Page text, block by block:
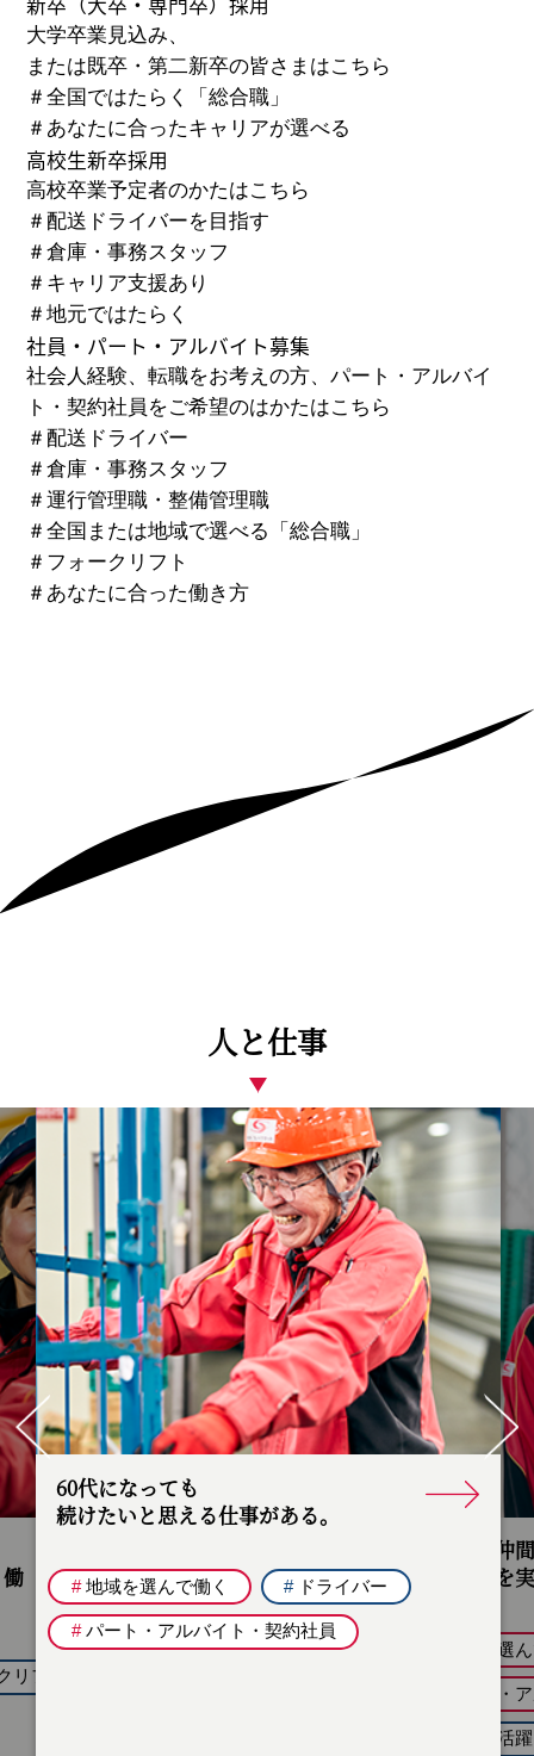
大学卒業見込み、
または既卒・第二新卒の皆さまはこちら
＃全国ではたらく「総合職」
＃ あなたに合ったキャリアが選べる
高校生新卒採用
高校卒業予定者のかたはこちら
＃配送ドライバーを目指す
＃倉庫・事務スタッフ
＃ キャリア支援あり
＃地元ではたらく
社員・パート・アルバイト募集
社会人経験、転職をお考えの方、パート・アルバイ
ト・契約社員をご希望のはかたはこちら
＃配送ドライバー
＃倉庫・事務スタッフ
＃運行管理職・整備管理職
＃全国または地域で選べる「総合職」
＃ フォークリフト
＃ あなたに合った働き方
人と仕事
大好きな仲間たちに囲まれて、
日々成長を実感中。
#地域を選んで働く #倉庫管理
#パート・アルバイト・契約社員
ドライバー
安心できる
地域を選
キャリア
Pr
ev
io
us
Ne
xt